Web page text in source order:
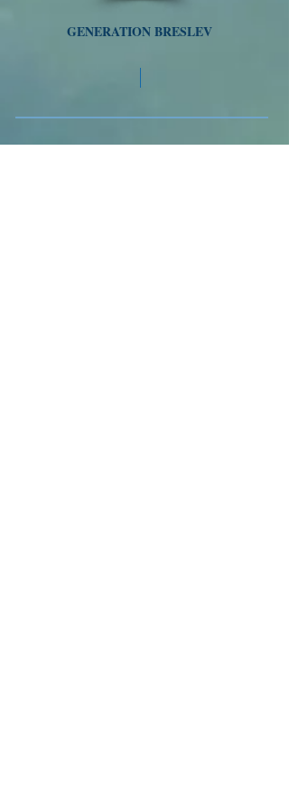
GENERATION BRESLEV